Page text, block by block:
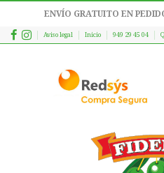
ENVÍO GRATUITO EN
Aviso legal Inicio 949 29 45 04